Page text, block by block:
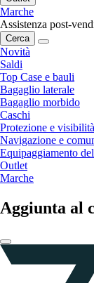
Marche
Assistenza post-
Cerca
Novità
Saldi
Top Case e bauli
Bagaglio laterale
Bagaglio morbido
Caschi
Protezione e visibilità
Navigazione e
Equipaggiamento
Outlet
Marche
Aggiunta al